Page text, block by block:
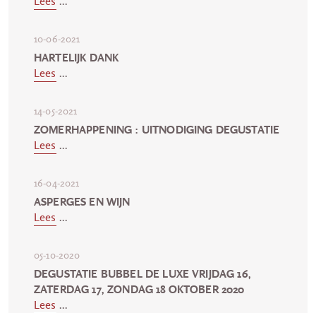
10-06-2021
HARTELIJK DANK
Lees ...
14-05-2021
ZOMERHAPPENING : UITNODIGING DEGUSTATIE
Lees ...
16-04-2021
ASPERGES EN WIJN
Lees ...
05-10-2020
DEGUSTATIE BUBBEL DE LUXE VRIJDAG 16,
ZATERDAG 17, ZONDAG 18 OKTOBER 2020
Lees ...